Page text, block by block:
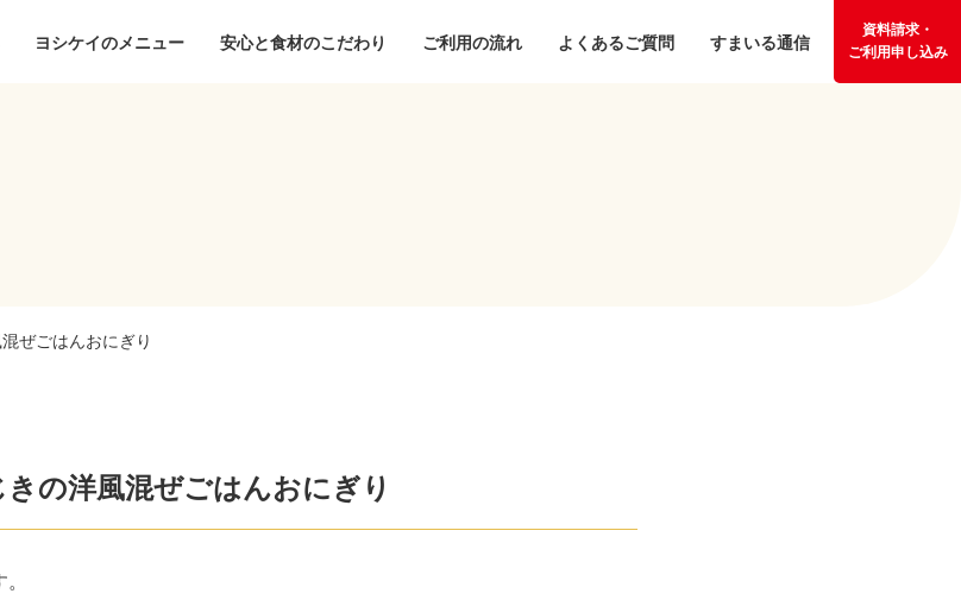
ヨシケイのメニュー 安心と食材のこだわり ご利用の流れ よくあるご質問 すまいる通信
資料請求・
ご利用申し込み
ぜごはんおにぎり
の洋風混ぜごはんおにぎり